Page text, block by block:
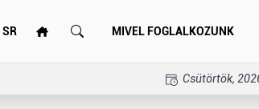
SR MIVEL FOGLALKOZUNK
Csütörtök,